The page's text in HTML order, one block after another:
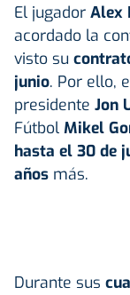
El jugador Alex
acordado la
visto su
junio. Por ello,
presidente Jon
Fútbol Mikel
hasta el 30 de
años más.
Durante sus